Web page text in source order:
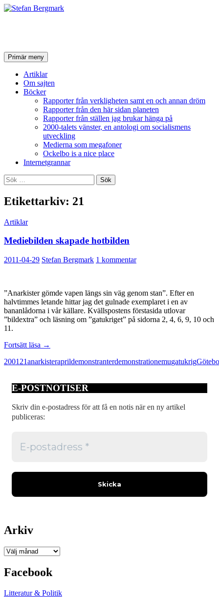
SökPrimär meny Hoppa
till
innehåll
Artiklar
Om sajten
Böcker
Rapporter från verkligheten samt en och annan dröm
Rapporter från den här sidan planeten
Rapporter från ställen jag brukar hänga på
2000-talets vänster, en antologi om socialismens
utveckling
Medierna som megafoner
Ockelbo is a nice place
Internetgrannar
Sök
efter:
Etikettarkiv: 21
Artiklar
Mediebilden skapade hotbilden
2011-04-29 Stefan Bergmark 1 kommentar
”Anarkister gömde vapen längs sin väg genom stan”. Efter en
halvtimmes letande hittar jag det gulnade exemplaret i en av
bananlådorna i vår källare. Kvällspostens förstasida utlovar
”bildextra” och läsning om ”gatukriget” på sidorna 2, 4, 6, 9, 10 och
11.
Fortsätt läsa Mediebilden
hotbilden
→
2001 21anarkisteraprildemonstranterdemonstrationemugatukrig
E-POSTNOTISER
Skriv din e-postadress för att få en notis när en ny artikel
publiceras:
Arkiv
Arkiv
Facebook
Litteratur & Politik